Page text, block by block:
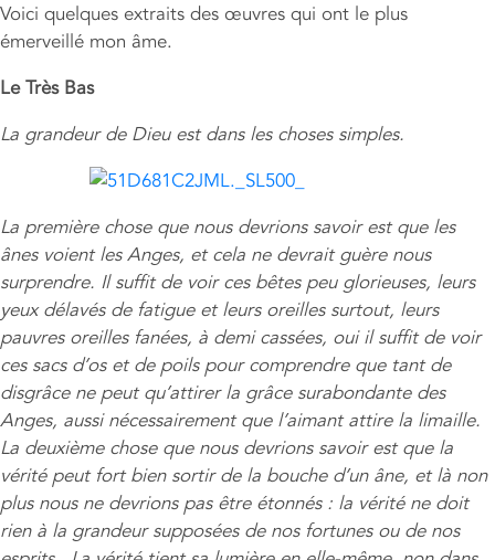
Voici quelques extraits des œuvres qui ont le plus
émerveillé mon âme.
Le Très Bas
La grandeur de Dieu est dans les choses simples.
La première chose que nous devrions savoir est que les
ânes voient les Anges, et cela ne devrait guère nous
surprendre. Il suffit de voir ces bêtes peu glorieuses, leurs
yeux délavés de fatigue et leurs oreilles surtout, leurs
pauvres oreilles fanées, à demi cassées, oui il suffit de voir
ces sacs d’os et de poils pour comprendre que tant de
disgrâce ne peut qu’attirer la grâce surabondante des
Anges, aussi nécessairement que l’aimant attire la limaille.
La deuxième chose que nous devrions savoir est que la
vérité peut fort bien sortir de la bouche d’un âne, et là non
plus nous ne devrions pas être étonnés : la vérité ne doit
rien à la grandeur supposées de nos fortunes ou de nos